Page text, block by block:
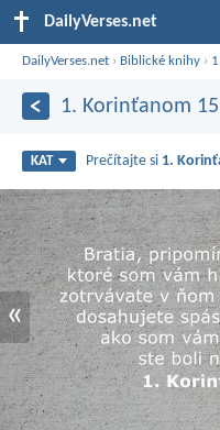
DailyVerses.net
DailyVerses.net › Biblické knihy ›
1. Korinťanom 15
KAT Prečítajte si 1.
«